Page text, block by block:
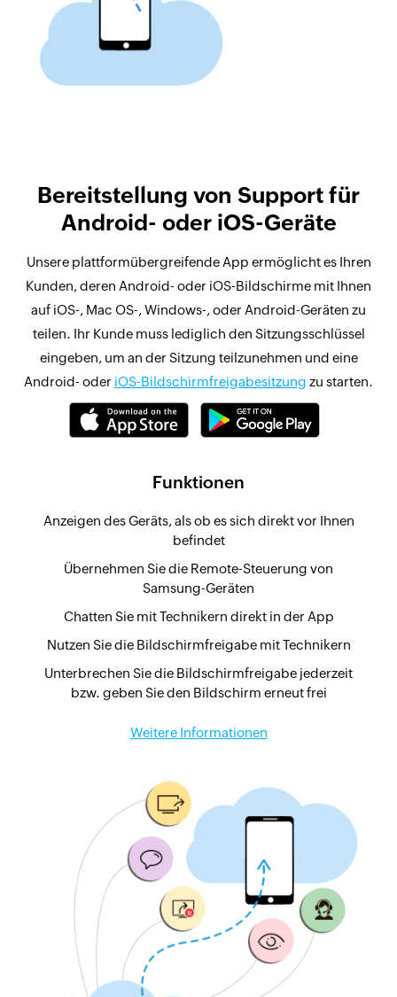
Bereitstellung von Support für
Android- oder iOS-Geräte
Unsere plattformübergreifende App ermöglicht es Ihren
Kunden, deren Android- oder iOS-Bildschirme mit Ihnen
auf iOS-, Mac OS-, Windows-, oder Android-Geräten zu
teilen. Ihr Kunde muss lediglich den Sitzungsschlüssel
eingeben, um an der Sitzung teilzunehmen und eine
Android- oder iOS-Bildschirmfreigabesitzung zu starten.
Funktionen
Anzeigen des Geräts, als ob es sich direkt vor Ihnen
befindet
Übernehmen Sie die Remote-Steuerung von
Samsung-Geräten
Chatten Sie mit Technikern direkt in der App
Nutzen Sie die Bildschirmfreigabe mit Technikern
Unterbrechen Sie die Bildschirmfreigabe jederzeit
bzw. geben Sie den Bildschirm erneut frei
Weitere Informationen